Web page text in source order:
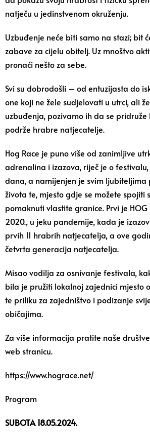
natječu u jedinstvenom okruženju.
Uzbuđenje neće biti samo na stazi; bit
zabave za cijelu obitelj. Uz mnoštvo
pronaći nešto za sebe.
Svi su dobrodošli – od entuzijasta do
one koji ne žele sudjelovati u utrci, ali
uzbuđenja, pozivamo ih da se
podrže hrabre natjecatelje.
Hog Race je puno više od zanimljive
adrenalina i izazova, riječ je o
dana, a namijenjen je svim ljubiteljima
života te, mjesto gdje se možete spojiti
pomaknuti vlastite granice. Prvi je HOG
2020., u jeku pandemije, kada je
prvih 11 hrabrih natjecatelja, a ove
četvrta generacija natjecatelja.
Misao vodilja za osnivanje festivala,
bila je pružiti lokalnoj zajednici mjesto
te priliku za zajedništvo i podizanje
običajima.
Za više informacija pratite naše
web stranicu.
https://www.hograce.net/
Program
SUBOTA 18.05.2024.